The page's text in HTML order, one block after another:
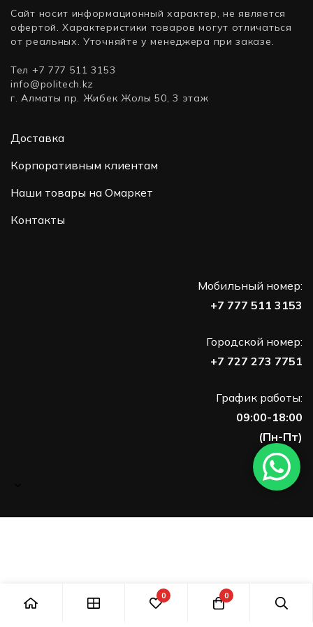
Сайт носит информационный характер, не является
офертой. Характеристики товаров могут отличаться
от реальных. Уточняйте у менеджера при заказе.
Тел +7 777 511 3153
info@politech.kz
г. Алматы пр. Жибек Жолы 50, 3 этаж
Доставка
Корпоративным клиентам
Наши товары на Омаркет
Контакты
Мобильный номер:
+7 777 511 3153
Городской номер:
+7 727 273 7751
График работы:
09:00-18:00
(Пн-Пт)
0 0